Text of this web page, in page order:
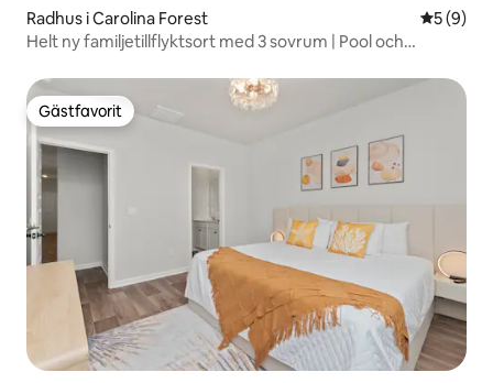
Radhus i Carolina Forest 5 av 5 i
5 (9)
Helt ny familjetillflyktsort med 3 sovrum | Pool och
Gästfavorit
Gästfavorit